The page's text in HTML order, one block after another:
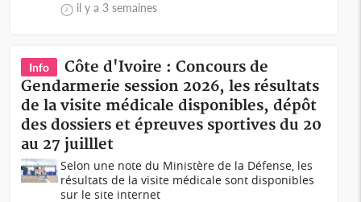
il y a 3 semaines
Info
Côte d'Ivoire : Concours de
Gendarmerie session 2026, les résultats
de la visite médicale disponibles, dépôt
des dossiers et épreuves sportives du 20
au 27 juilllet
Selon une note du Ministère de la Défense, les
résultats de la visite médicale sont disponibles
sur le site internet